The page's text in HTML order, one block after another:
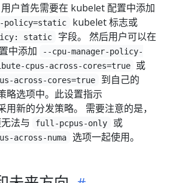
户首先需要在 kubelet 配置中添加
policy=static kubelet 标志或
static
字段。 然后用户可以在
中添加
--cpu-manager-policy-
cpus-across-cores=true
或
across-cores=true
到自己的
略选项中。此设置指示
新的分发策略。 需要注意的是，
法与
full-pcpus-only 或
across-numa 选项一起使用。